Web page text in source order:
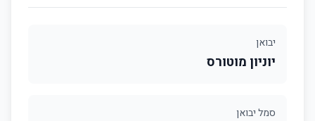
יבואן
יוניון מוטורס
סמל יבואן